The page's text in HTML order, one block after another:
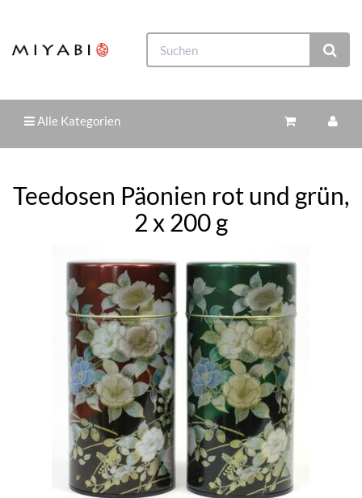
Alle Kategorien
Teedosen Päonien rot und grün,
2 x 200 g